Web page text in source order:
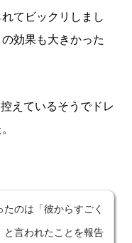
てビックリしまし
効果も大きかった
えているそうでドレ
のは「彼からすごく
と言われたことを報告